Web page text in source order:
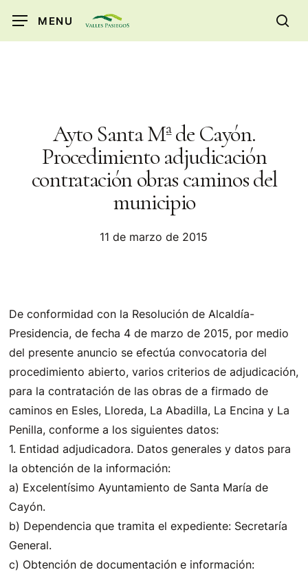
MENU
Ayto Santa Mª de Cayón.
Procedimiento adjudicación
contratación obras caminos del
municipio
11 de marzo de 2015
De conformidad con la Resolución de Alcaldía-
Presidencia, de fecha 4 de marzo de 2015, por medio
del presente anuncio se efectúa convocatoria del
procedimiento abierto, varios criterios de adjudicación,
para la contratación de las obras de a firmado de
caminos en Esles, Lloreda, La Abadilla, La Encina y La
Penilla, conforme a los siguientes datos:
1. Entidad adjudicadora. Datos generales y datos para
la obtención de la información:
a) Excelentísimo Ayuntamiento de Santa María de
Cayón.
b) Dependencia que tramita el expediente: Secretaría
General.
c) Obtención de documentación e información: